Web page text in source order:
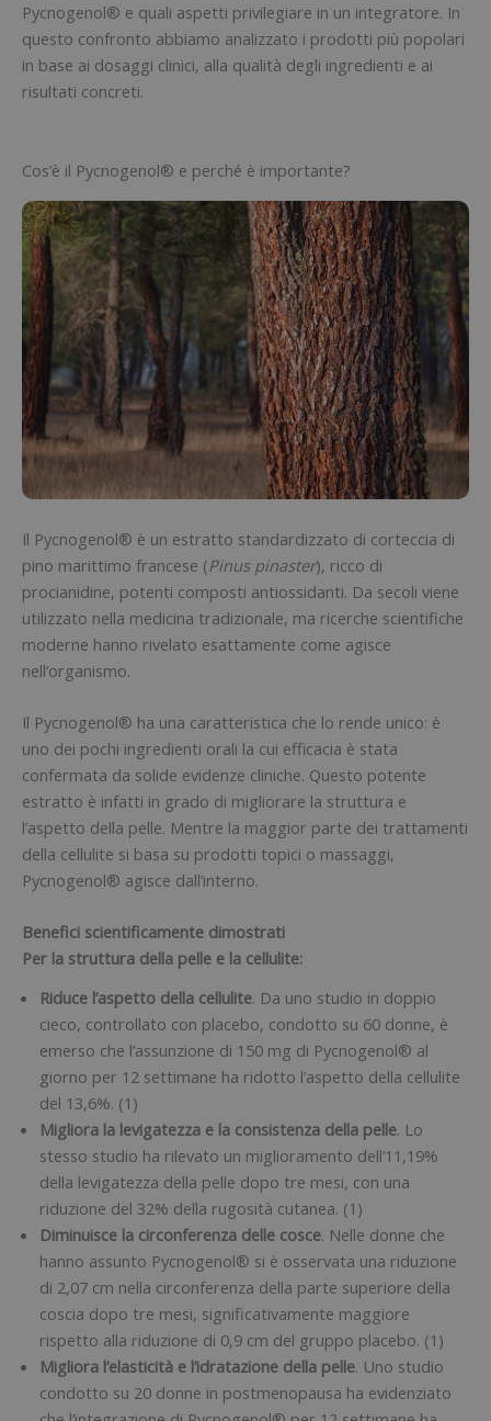
Pycnogenol® e quali aspetti privilegiare in un integratore. In
questo confronto abbiamo analizzato i prodotti più popolari
in base ai dosaggi clinici, alla qualità degli ingredienti e ai
risultati concreti.
Cos’è il Pycnogenol® e perché è importante?
Il Pycnogenol® è un estratto standardizzato di corteccia di
pino marittimo francese (Pinus pinaster), ricco di
procianidine, potenti composti antiossidanti. Da secoli viene
utilizzato nella medicina tradizionale, ma ricerche scientifiche
moderne hanno rivelato esattamente come agisce
nell’organismo.
Il Pycnogenol® ha una caratteristica che lo rende unico: è
uno dei pochi ingredienti orali la cui efficacia è stata
confermata da solide evidenze cliniche. Questo potente
estratto è infatti in grado di migliorare la struttura e
l’aspetto della pelle. Mentre la maggior parte dei trattamenti
della cellulite si basa su prodotti topici o massaggi,
Pycnogenol® agisce dall’interno.
Benefici scientificamente dimostrati
Per la struttura della pelle e la cellulite:
Riduce l’aspetto della cellulite. Da uno studio in doppio
cieco, controllato con placebo, condotto su 60 donne, è
emerso che l’assunzione di 150 mg di Pycnogenol® al
giorno per 12 settimane ha ridotto l’aspetto della cellulite
del 13,6%. (1)
Migliora la levigatezza e la consistenza della pelle. Lo
stesso studio ha rilevato un miglioramento dell’11,19%
della levigatezza della pelle dopo tre mesi, con una
riduzione del 32% della rugosità cutanea. (1)
Diminuisce la circonferenza delle cosce. Nelle donne che
hanno assunto Pycnogenol® si è osservata una riduzione
di 2,07 cm nella circonferenza della parte superiore della
coscia dopo tre mesi, significativamente maggiore
rispetto alla riduzione di 0,9 cm del gruppo placebo. (1)
Migliora l’elasticità e l’idratazione della pelle. Uno studio
condotto su 20 donne in postmenopausa ha evidenziato